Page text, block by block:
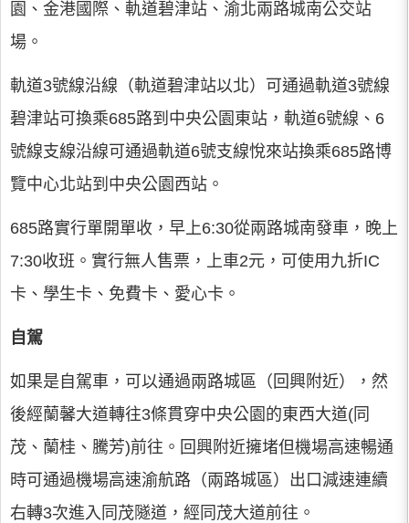
園、金港國際、軌道碧津站、渝北兩路城南公交站
場。
軌道3號線沿線（軌道碧津站以北）可通過軌道3號線
碧津站可換乘685路到中央公園東站，軌道6號線、6
號線支線沿線可通過軌道6號支線悅來站換乘685路博
覽中心北站到中央公園西站。
685路實行單開單收，早上6:30從兩路城南發車，晚上
7:30收班。實行無人售票，上車2元，可使用九折IC
卡、學生卡、免費卡、愛心卡。
自駕
如果是自駕車，可以通過兩路城區（回興附近），然
後經蘭馨大道轉往3條貫穿中央公園的東西大道(同
茂、蘭桂、騰芳)前往。回興附近擁堵但機場高速暢通
時可通過機場高速渝航路（兩路城區）出口減速連續
右轉3次進入同茂隧道，經同茂大道前往。